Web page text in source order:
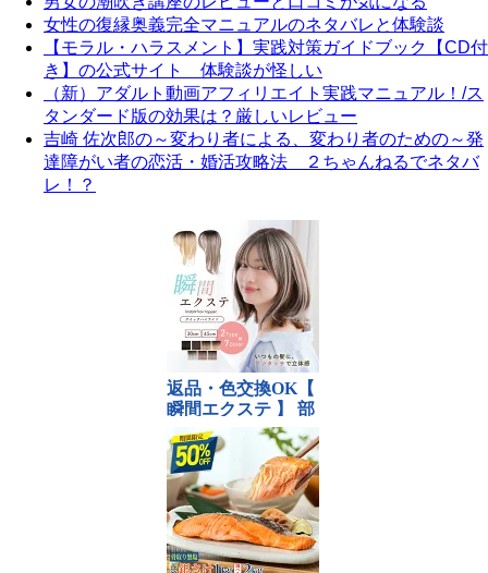
女性の復縁奥義完全マニュアルのネタバレと体験談
【モラル・ハラスメント】実践対策ガイドブック【CD付
き】の公式サイト 体験談が怪しい
（新）アダルト動画アフィリエイト実践マニュアル！/ス
タンダード版の効果は？厳しいレビュー
吉崎 佐次郎の～変わり者による、変わり者のための～発
達障がい者の恋活・婚活攻略法 ２ちゃんねるでネタバ
レ！？